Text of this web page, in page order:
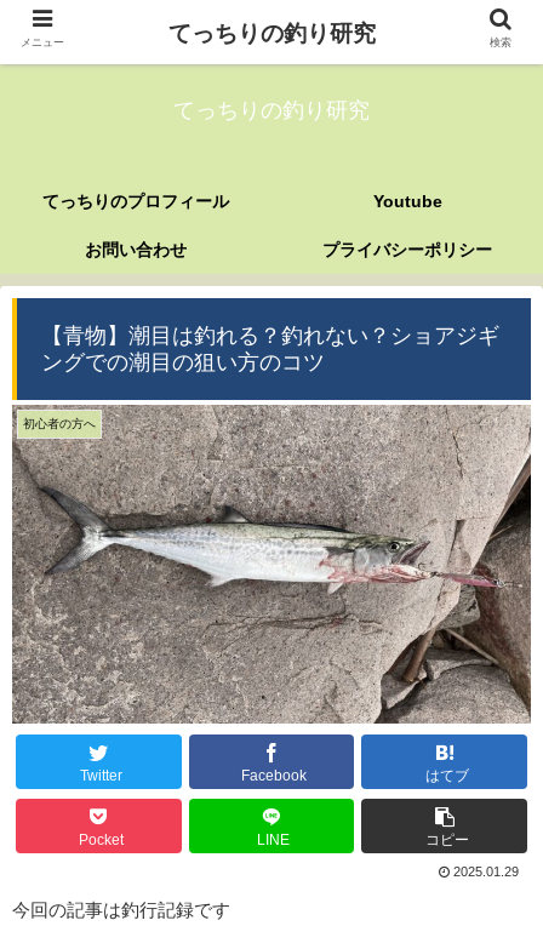
てっちりの釣り研究
てっちりのプロフィール Youtube
お問い合わせ プライバシーポリシー
【青物】潮目は釣れる？釣れない？ショアジギ
ングでの潮目の狙い方のコツ
初心者の方へ
Twitter Facebook はてブ
Pocket LINE コピー
2025.01.29
今回の記事は釣行記録です
メニュー てっちりの釣り研究 検索